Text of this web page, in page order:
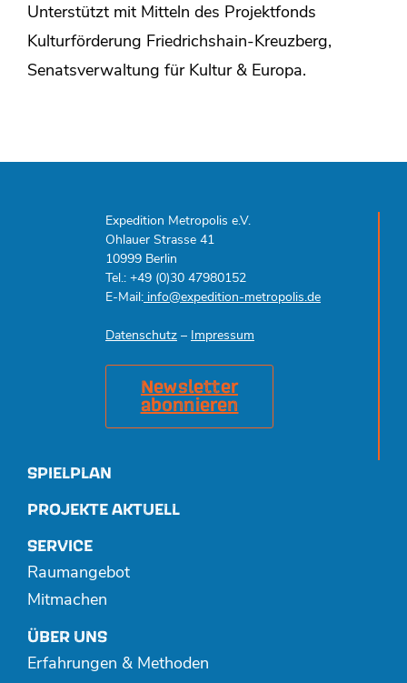
Unterstützt mit Mitteln des Projektfonds
Kulturförderung Friedrichshain-Kreuzberg,
Senatsverwaltung für Kultur & Europa.
Expedition Metropolis e.V.
Ohlauer Strasse 41
10999 Berlin
Tel.: +49 (0)30 47980152
E-Mail: info@expedition-metropolis.de
Datenschutz – Impressum
Newsletter
abonnieren
SPIELPLAN
PROJEKTE AKTUELL
SERVICE
Raumangebot
Mitmachen
ÜBER UNS
Erfahrungen & Methoden